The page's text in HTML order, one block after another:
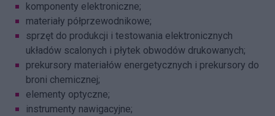
komponenty elektroniczne;
materiały półprzewodnikowe;
sprzęt do produkcji i testowania elektronicznych
układów scalonych i płytek obwodów drukowanych;
prekursory materiałów energetycznych i prekursory do
broni chemicznej;
elementy optyczne;
instrumenty nawigacyjne;